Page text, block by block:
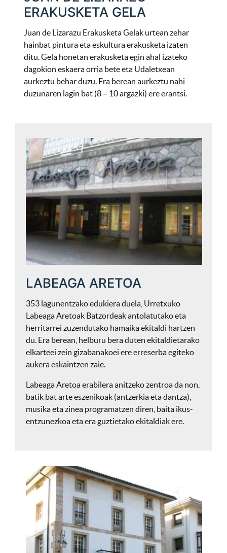
ERAKUSKETA GELA
Juan de Lizarazu Erakusketa Gelak urtean zehar
hainbat pintura eta eskultura erakusketa izaten
ditu. Gela honetan erakusketa egin ahal izateko
dagokion eskaera orria bete eta Udaletxean
aurkeztu behar duzu. Era berean aurkeztu nahi
duzunaren lagin bat (8 – 10 argazki) ere erantsi.
LABEAGA ARETOA
353 lagunentzako edukiera duela, Urretxuko
Labeaga Aretoak Batzordeak antolatutako eta
herritarrei zuzendutako hamaika ekitaldi hartzen
du. Era berean, helburu bera duten ekitaldietarako
elkarteei zein gizabanakoei ere erreserba egiteko
aukera eskaintzen zaie.
Labeaga Aretoa erabilera anitzeko zentroa da non,
batik bat arte eszenikoak (antzerkia eta dantza),
musika eta zinea programatzen diren, baita ikus-
entzunezkoa eta era guztietako ekitaldiak ere.